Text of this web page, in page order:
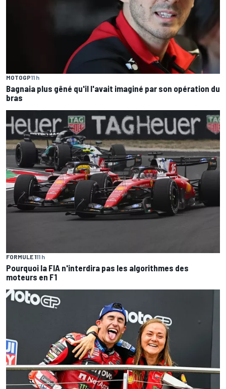
MOTOGP11 h
Bagnaia plus gêné qu'il l'avait imaginé par son opération du
bras
FORMULE 111 h
Pourquoi la FIA n'interdira pas les algorithmes des
moteurs en F1